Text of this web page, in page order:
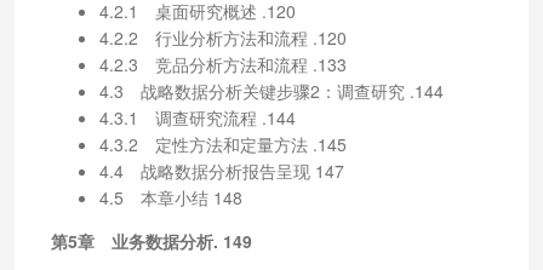
4.2.1 桌面研究概述 .120
4.2.2 行业分析方法和流程 .120
4.2.3 竞品分析方法和流程 .133
4.3 战略数据分析关键步骤2：调查研究 .144
4.3.1 调查研究流程 .144
4.3.2 定性方法和定量方法 .145
4.4 战略数据分析报告呈现 147
4.5 本章小结 148
第5章 业务数据分析. 149